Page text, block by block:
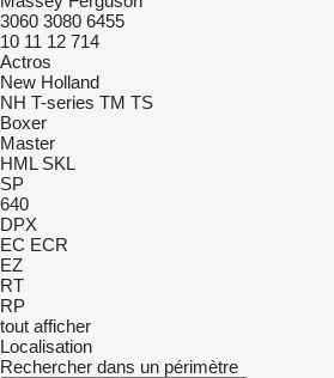
3060 3080 6455
10 11 12 714
Actros
New Holland
NH T-series TM TS
Boxer
Master
HML SKL
SP
640
DPX
EC ECR
EZ
RT
RP
tout afficher
Localisation
Rechercher dans un périmètre